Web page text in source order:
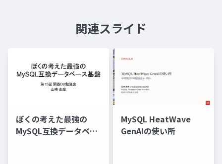
関連スライド
ぼくの考えた最強の
MySQL互換データベー
MySQL HeatWave
GenAIの使い所